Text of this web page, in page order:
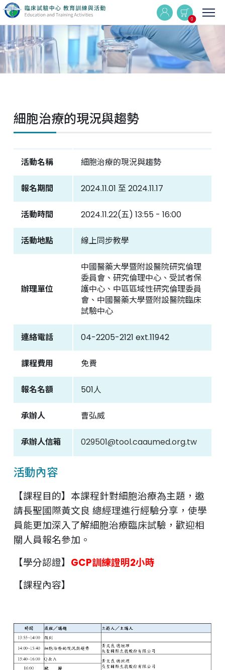
0
實體與線上同步課程
最新消息
活動集錦
Q&A
相關連結
聯絡我們
中國醫藥大學附設醫院 臨床試驗中心
細胞治療的現況與趨勢
活動名稱 細胞治療的現況與趨勢
報名期間 2024.11.01 至 2024.11.17
活動時間 2024.11.22(五) 13:55 - 16:00
活動地點 線上同步教學
辦理單位
中國醫藥大學暨附設醫院研究倫理
委員會、研究倫理中心、受試者保
護中心、中區區域性研究倫理委員
會、中國醫藥大學暨附設醫院臨床
試驗中心
連絡電話 04-2205-2121 ext.11942
課程費用 免費
報名名額 501人
承辦人 曹弘威
承辦人信箱 029501@tool.caaumed.org.tw
活動內容
【課程目的】本課程針對細胞治療為主題，邀
請長聖國際黃文良 總經理進行經驗分享，使學
員能更加深入了解細胞治療臨床試驗，歡迎相
關人員報名參加。
【學分認證】 GCP訓練證明2小時
【課程內容】